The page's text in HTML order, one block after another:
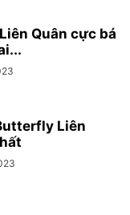
Quân cực bá
Liên